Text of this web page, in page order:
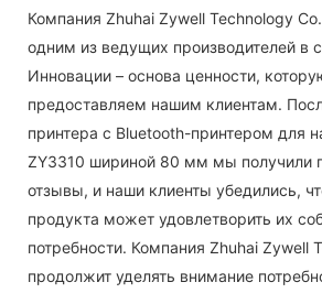
Компания Zhuhai Zywell Technology
одним из ведущих производителей в
Инновации – основа ценности,
предоставляем нашим клиентам.
принтера с Bluetooth-принтером для
ZY3310 шириной 80 мм мы получили
отзывы, и наши клиенты убедились,
продукта может удовлетворить их
потребности. Компания Zhuhai Zywell
продолжит уделять внимание